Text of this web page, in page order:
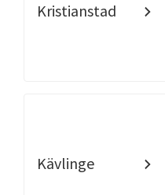
Kristianstad
Kävlinge